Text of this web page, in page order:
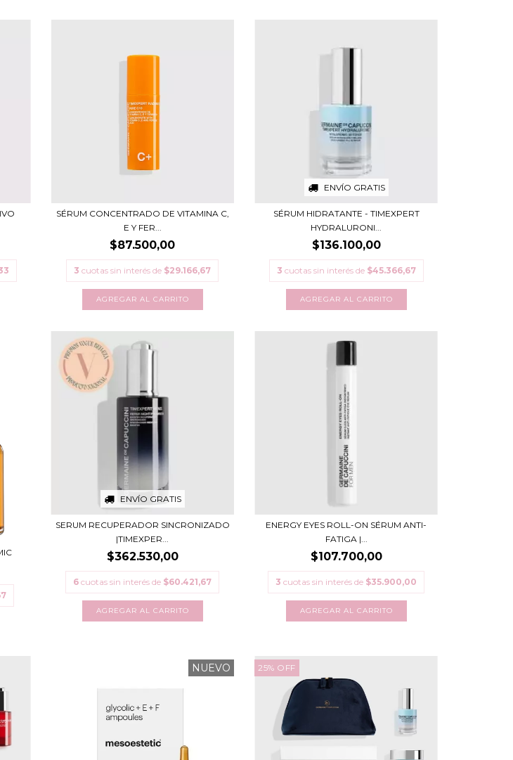
SÉRUM CONCENTRADO DE VITAMINA C,
E Y FER...
$87.500,00
3 cuotas sin interés de $29.166,67
ENVÍO GRATIS
SÉRUM HIDRATANTE - TIMEXPERT
HYDRALURONI...
$136.100,00
3 cuotas sin interés de $45.366,67
ENVÍO GRATIS
SERUM RECUPERADOR SINCRONIZADO
|TIMEXPER...
$362.530,00
6 cuotas sin interés de $60.421,67
ENERGY EYES ROLL-ON SÉRUM ANTI-
FATIGA |...
$107.700,00
3 cuotas sin interés de $35.900,00
NUEVO 25% OFF